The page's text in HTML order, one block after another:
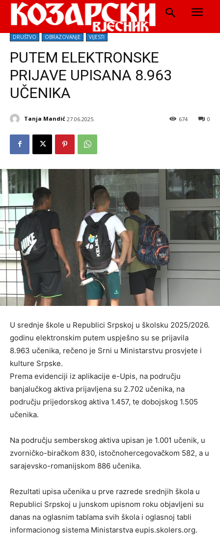
DRUŠTVO OBRAZOVANJE VIJESTI
PUTEM ELEKTRONSKE
PRIJAVE UPISANA 8.963
UČENIKA
Tanja Mandić 27.06.2025. 0
674
U srednje škole u Republici Srpskoj u školsku 2025/2026.
godinu elektronskim putem uspješno su se prijavila
8.963 učenika, rečeno je Srni u Ministarstvu prosvjete i
kulture Srpske.
Prema evidenciji iz aplikacije e-Upis, na području
banjalučkog aktiva prijavljena su 2.702 učenika, na
području prijedorskog aktiva 1.457, te dobojskog 1.505
učenika.
Na području semberskog aktiva upisan je 1.001 učenik, u
zvorničko-biračkom 830, istočnohercegovačkom 582, a u
sarajevsko-romanijskom 886 učenika.
Rezultati upisa učenika u prve razrede srednjih škola u
Republici Srpskoj u junskom upisnom roku objavljeni su
danas na oglasnim tablama svih škola i oglasnoj tabli
informacionog sistema Ministarstva eupis.skolers.org.